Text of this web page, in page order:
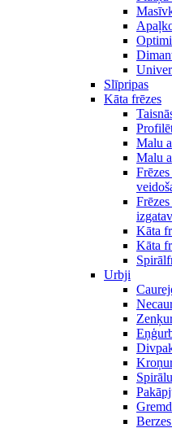
Slīpripas
Kāta frēzes
Malu
Malu
Kāta
Kāta
Urbji